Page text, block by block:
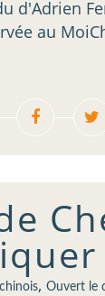
d'Adrien
au
chinois, Ouvert le